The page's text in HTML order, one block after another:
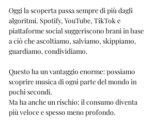
Oggi la scoperta passa sempre di più dagli
algoritmi. Spotify, YouTube, TikTok e
piattaforme social suggeriscono brani in base
a ciò che ascoltiamo, salviamo, skippiamo,
guardiamo, condividiamo.
Questo ha un vantaggio enorme: possiamo
scoprire musica di ogni parte del mondo in
pochi secondi.
Ma ha anche un rischio: il consumo diventa
più veloce e spesso meno profondo.